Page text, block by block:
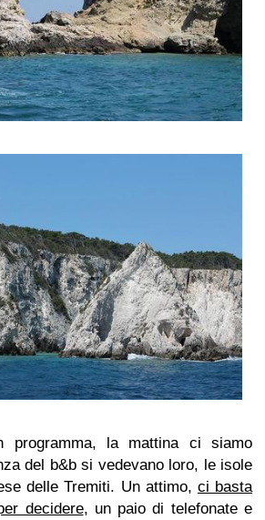
programma, la mattina ci siamo
del b&b si vedevano loro, le isole
delle Tremiti. Un attimo, ci basta
decidere, un paio di telefonate e